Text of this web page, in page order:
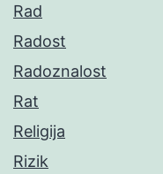
Rad
Radost
Radoznalost
Rat
Religija
Rizik